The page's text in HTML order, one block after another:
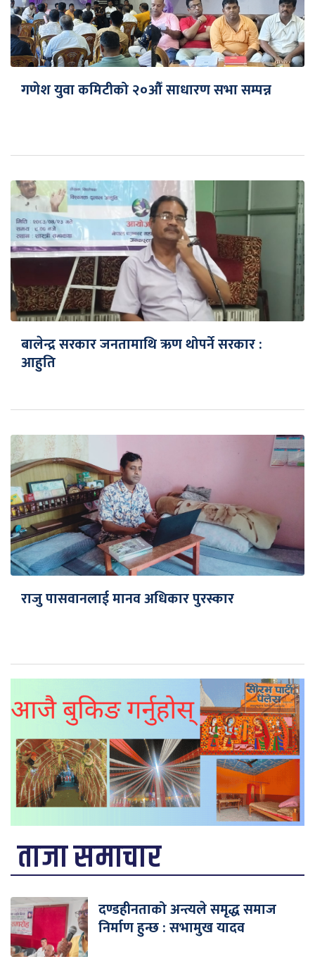
गणेश युवा कमिटीको २०औँ साधारण सभा सम्पन्न
बालेन्द्र सरकार जनतामाथि ऋण थोपर्ने सरकार :
आहुति
राजु पासवानलाई मानव अधिकार पुरस्कार
ताजा समाचार
दण्डहीनताको अन्त्यले समृद्ध समाज
निर्माण हुन्छ : सभामुख यादव